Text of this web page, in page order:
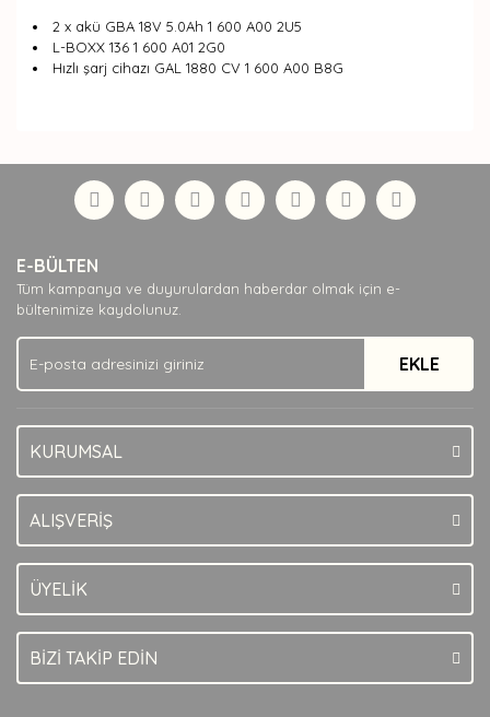
2 x akü GBA 18V 5.0Ah 1 600 A00 2U5
L-BOXX 136 1 600 A01 2G0
Hızlı şarj cihazı GAL 1880 CV 1 600 A00 B8G
Yorum Yaz
formunu kullanarak tarafımıza iletebilirsiniz.
Görüş ve önerileriniz için teşekkür ederiz.
Ürün açıklamasında eksik bilgiler bulunuyor.
Ürün bilgilerinde hatalar bulunuyor.
Ürün fiyatı diğer sitelerden daha pahalı.
Bu ürüne benzer farklı alternatifler olmalı.
E-BÜLTEN
Tüm kampanya ve duyurulardan haberdar olmak için e-
bültenimize kaydolunuz.
EKLE
KURUMSAL
ALIŞVERİŞ
ÜYELİK
BİZİ TAKİP EDİN